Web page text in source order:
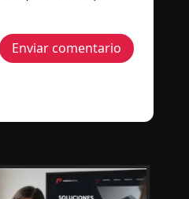
Enviar comentario